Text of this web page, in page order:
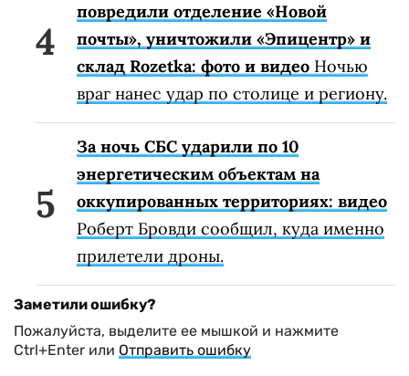
повредили отделение «Новой
почты», уничтожили «Эпицентр» и
склад Rozetka: фото и видео Ночью
враг нанес удар по столице и региону.
За ночь СБС ударили по 10
энергетическим объектам на
оккупированных территориях: видео
Роберт Бровди сообщил, куда именно
прилетели дроны.
Заметили ошибку?
Пожалуйста, выделите ее мышкой и нажмите
Ctrl+Enter или Отправить ошибку